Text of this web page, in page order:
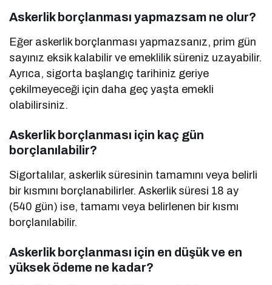
Askerlik borçlanması yapmazsam ne olur?
Eğer askerlik borçlanması yapmazsanız, prim gün
sayınız eksik kalabilir ve emeklilik süreniz uzayabilir.
Ayrıca, sigorta başlangıç tarihiniz geriye
çekilmeyeceği için daha geç yaşta emekli
olabilirsiniz.
Askerlik borçlanması için kaç gün
borçlanılabilir?
Sigortalılar, askerlik süresinin tamamını veya belirli
bir kısmını borçlanabilirler. Askerlik süresi 18 ay
(540 gün) ise, tamamı veya belirlenen bir kısmı
borçlanılabilir.
Askerlik borçlanması için en düşük ve en
yüksek ödeme ne kadar?